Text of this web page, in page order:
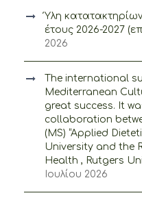
Ύλη
έτους 2026-2027
2026
The international
Mediterranean
great success. It
collaboration
(MS) “Applied
University and the
Health , Rutgers
Ιουλίου 2026